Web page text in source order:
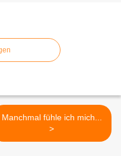
Manchmal fühle ich mich...
>